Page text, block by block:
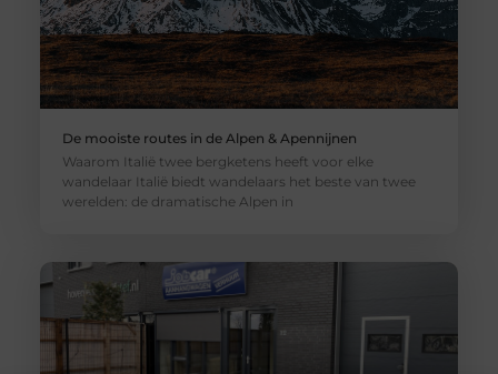
De mooiste routes in de Alpen & Apennijnen
Waarom Italië twee bergketens heeft voor elke
wandelaar Italië biedt wandelaars het beste van twee
werelden: de dramatische Alpen in